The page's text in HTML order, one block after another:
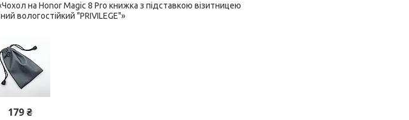
на Honor Magic 8 Pro книжка з підставкою візитницею
вологостійкий "PRIVILEGE"»
179 ₴